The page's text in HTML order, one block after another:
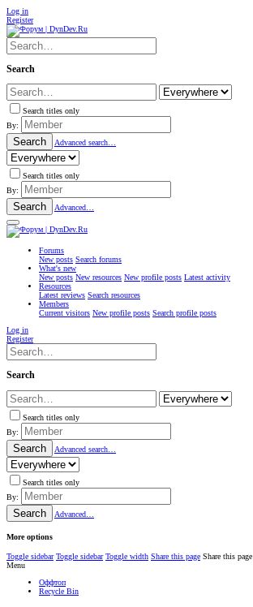
Log in
Register
Search
Search titles only
By:
Search Advanced search…
Search titles only
By:
Search Advanced…
Forums
New posts Search forums
What's new
New posts New resources New profile posts Latest activity
Resources
Latest reviews Search resources
Members
Current visitors New profile posts Search profile posts
Log in
Register
Search
Search titles only
By:
Search Advanced search…
Search titles only
By:
Search Advanced…
More options
Toggle sidebar Toggle sidebar Toggle width Share this page Share this page
Menu
Оффтоп
Recycle Bin